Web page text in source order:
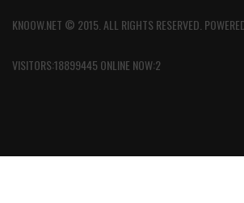
KNOOW.NET © 2015. ALL RIGHTS RESERVED.
VISITORS:18899445 ONLINE NOW:2